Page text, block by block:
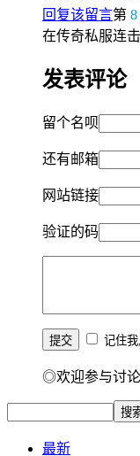
回复该留言第 8
在传奇私服连
发表评论
留个名呗
还有邮箱
网站链接
验证的码
记住
◎欢迎参与讨论
最新